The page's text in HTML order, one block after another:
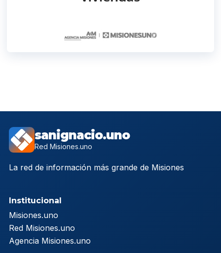
sanignacio.uno
Red Misiones.uno
La red de información más grande de Misiones
Institucional
Misiones.uno
Red Misiones.uno
Agencia Misiones.uno